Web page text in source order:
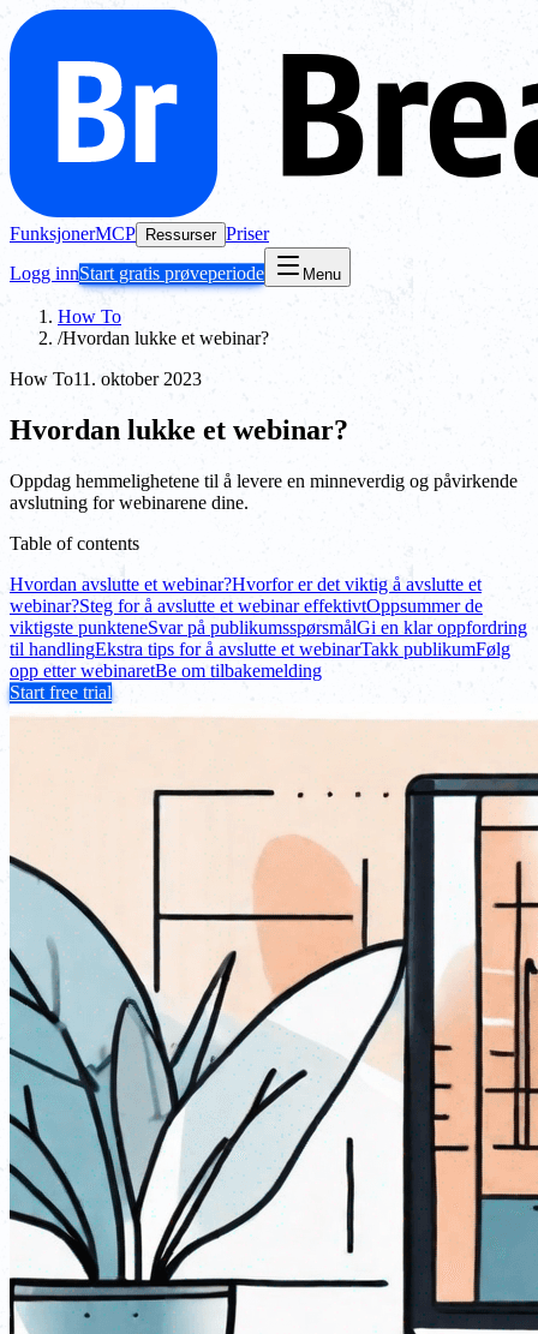
FunksjonerMCP Ressurser Priser
Logg innStart gratis prøveperiode Menu
How To
/Hvordan lukke et webinar?
How To11. oktober 2023
Hvordan lukke et webinar?
Oppdag hemmelighetene til å levere en minneverdig og påvirkende
avslutning for webinarene dine.
Table of contents
Hvordan avslutte et webinar?Hvorfor er det viktig å avslutte et
webinar?Steg for å avslutte et webinar effektivtOppsummer de
viktigste punkteneSvar på publikumsspørsmålGi en klar oppfordring
til handlingEkstra tips for å avslutte et webinarTakk publikumFølg
opp etter webinaretBe om tilbakemelding
Start free trial